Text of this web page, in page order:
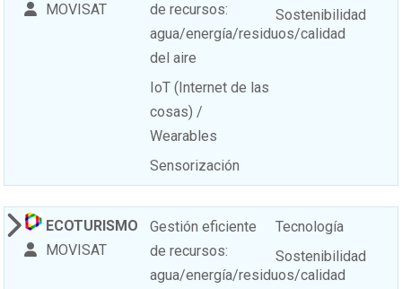
MOVISAT
de recursos:
agua/energía/residuos/calidad
del aire
IoT (Internet de las
cosas) /
Wearables
Sensorización
Sostenibilidad
ECOTURISMO
MOVISAT
Gestión eficiente
de recursos:
agua/energía/residuos/calidad
Tecnología
Sostenibilidad